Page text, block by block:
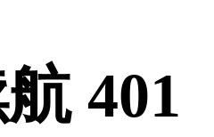
401